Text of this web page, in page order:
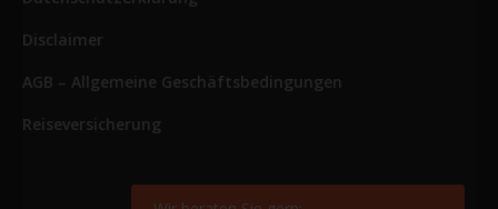
Disclaimer
AGB – Allgemeine Geschäftsbedingungen
Reiseversicherung